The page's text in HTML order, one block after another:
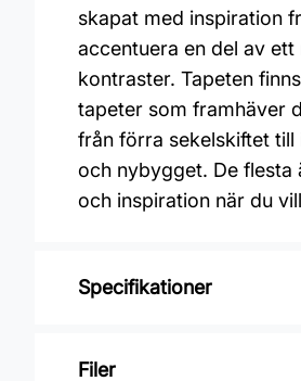
skapat med inspiration
accentuera en del av
kontraster. Tapeten
tapeter som framhäver
från förra sekelskiftet till
och nybygget. De flesta
och inspiration när du
Specifikationer
Varumärke:
Filer